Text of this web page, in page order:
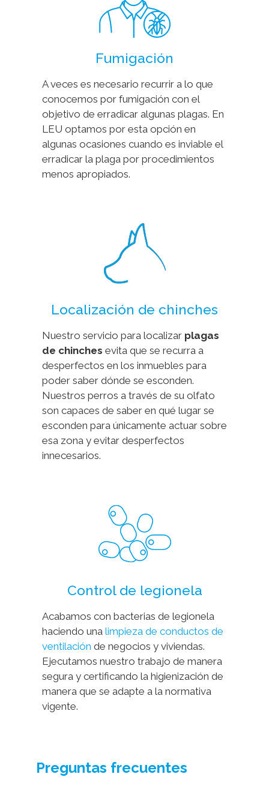
Fumigación
A veces es necesario recurrir a lo que
conocemos por fumigación con el
objetivo de erradicar algunas plagas. En
LEU optamos por esta opción en
algunas ocasiones cuando es inviable el
erradicar la plaga por procedimientos
menos apropiados.
Localización de chinches
Nuestro servicio para localizar plagas
de chinches evita que se recurra a
desperfectos en los inmuebles para
poder saber dónde se esconden.
Nuestros perros a través de su olfato
son capaces de saber en qué lugar se
esconden para únicamente actuar sobre
esa zona y evitar desperfectos
innecesarios.
Control de legionela
Acabamos con bacterias de legionela
haciendo una limpieza de conductos de
ventilación de negocios y viviendas.
Ejecutamos nuestro trabajo de manera
segura y certificando la higienización de
manera que se adapte a la normativa
vigente.
Preguntas frecuentes